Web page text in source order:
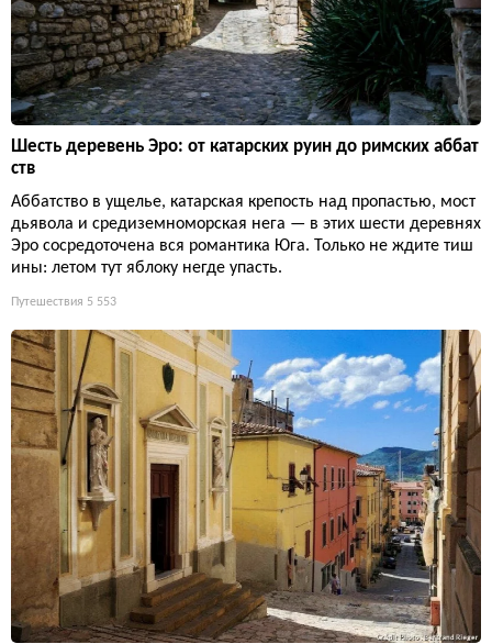
Шесть деревень Эро: от катарских руин до римских аббат
ств
Аббатство в ущелье, катарская крепость над пропастью, мост
дьявола и средиземноморская нега — в этих шести деревнях
Эро сосредоточена вся романтика Юга. Только не ждите тиш
ины: летом тут яблоку негде упасть.
Путешествия 5 553